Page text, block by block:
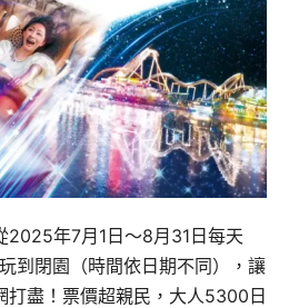
2025年7月1日～8月31日每天
到閉園（時間依日期不同），讓
打盡！票價超親民，大人5300日